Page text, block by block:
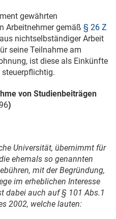
gewährten
Arbeitnehmer gemäß § 26 Z
nichtselbständiger Arbeit
seine Teilnahme am
ist diese als Einkünfte
von Studienbeiträgen
)
Universität, übernimmt für
ehemals so genannten
mit der Begründung,
im erheblichen Interesse
dabei auch auf § 101 Abs.1
2002, welche lauten: